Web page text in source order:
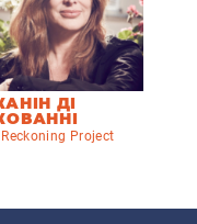
ДІ
Project